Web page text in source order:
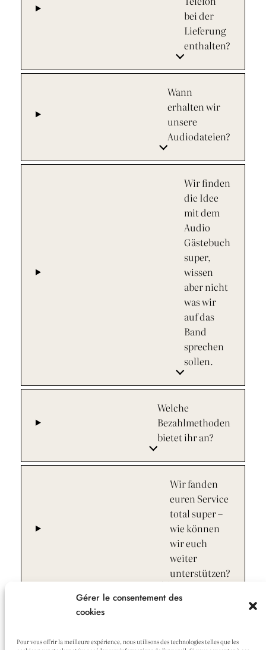
Gérer le consentement des
cookies
Pour vous offrir la meilleure expérience, nous utilisons des technologies telles que les
bei der
Lieferung
enthalten?
Wann
erhalten wir
unsere
Audiodateien?
Wir finden
die Idee
mit dem
Audio
Gästebuch
super,
wissen
aber nicht
was wir
auf das
Band
sprechen
sollen.
Welche
Bezahlmethoden
bietet ihr an?
Wir fanden
euren Service
total super –
wie können
wir euch
weiter
unterstützen?